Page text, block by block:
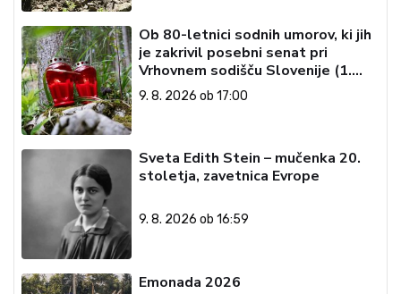
Ob 80-letnici sodnih umorov, ki jih
je zakrivil posebni senat pri
Vrhovnem sodišču Slovenije (1.
del)
9. 8. 2026 ob 17:00
Sveta Edith Stein – mučenka 20.
stoletja, zavetnica Evrope
9. 8. 2026 ob 16:59
Emonada 2026